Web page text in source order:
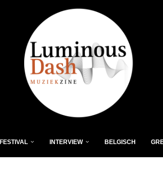
FESTIVAL INTERVIEW BELGISCH